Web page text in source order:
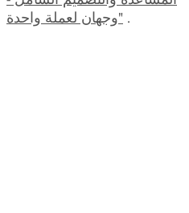
وجهان لعملة واحدة" .